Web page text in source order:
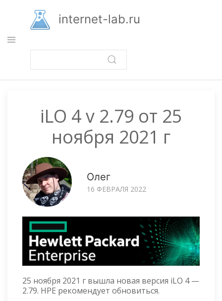
основному
содержанию
internet-lab.ru
iLO 4 v 2.79 от 25
ноября 2021 г
Олег
16 ФЕВРАЛЯ 2022
25 ноября 2021 г вышла новая версия iLO 4 —
2.79. HPE рекомендует обновиться.